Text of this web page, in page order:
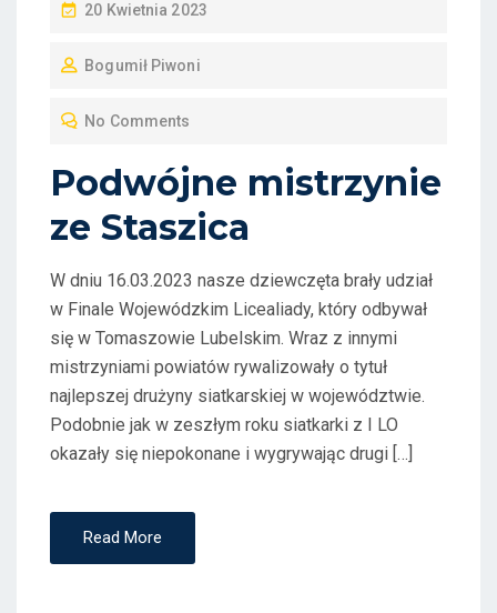
P
S
O
N
20 Kwietnia 2023
Bogumił Piwoni
No Comments
Podwójne mistrzynie
ze Staszica
W dniu 16.03.2023 nasze dziewczęta brały udział
w Finale Wojewódzkim Licealiady, który odbywał
się w Tomaszowie Lubelskim. Wraz z innymi
mistrzyniami powiatów rywalizowały o tytuł
najlepszej drużyny siatkarskiej w województwie.
Podobnie jak w zeszłym roku siatkarki z I LO
okazały się niepokonane i wygrywając drugi […]
Read More